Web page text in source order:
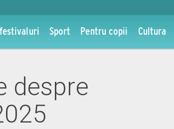
Sport Pentru copii Cultura
despre